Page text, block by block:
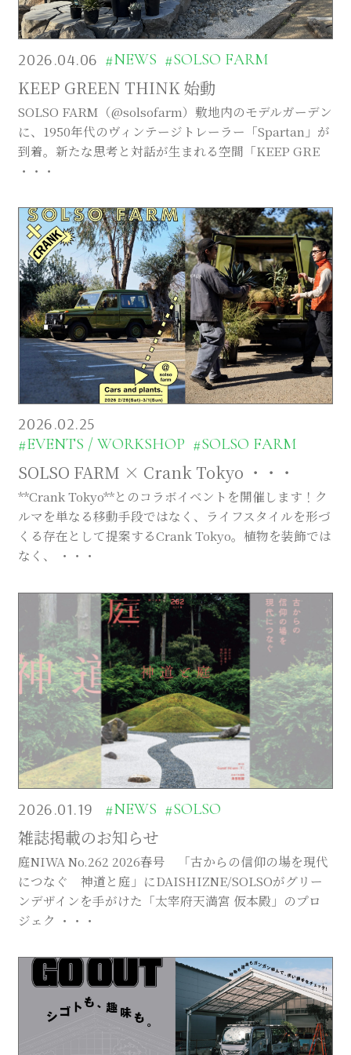
Contact
INSTAGRAM
© DAISHIZEN INC. All rights reserved.
2026.04.06 #NEWS #SOLSO FARM
KEEP GREEN THINK 始動
SOLSO FARM（@solsofarm）敷地内のモデルガーデン
に、1950年代のヴィンテージトレーラー「Spartan」が
到着。新たな思考と対話が生まれる空間「KEEP GRE
・・・
2026.02.25
#EVENTS / WORKSHOP #SOLSO FARM
SOLSO FARM × Crank Tokyo ・・・
**Crank Tokyo**とのコラボイベントを開催します！ク
ルマを単なる移動手段ではなく、ライフスタイルを形づ
くる存在として提案するCrank Tokyo。植物を装飾では
なく、 ・・・
2026.01.19 #NEWS #SOLSO
雑誌掲載のお知らせ
庭NIWA No.262 2026春号 「古からの信仰の場を現代
につなぐ 神道と庭」にDAISHIZNE/SOLSOがグリー
ンデザインを手がけた「太宰府天満宮 仮本殿」のプロ
ジェク ・・・